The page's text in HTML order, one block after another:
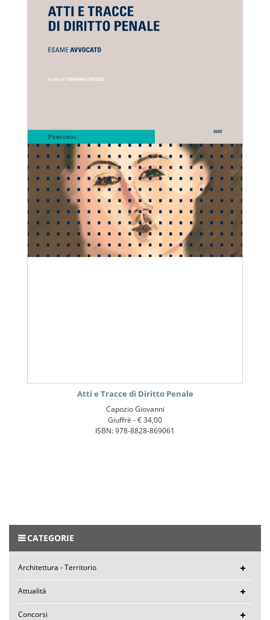
Atti e Tracce di Diritto Penale
Capozio Giovanni
Giuffrè -€ 34,00
ISBN: 978-8828-869061
CATEGORIE
Architettura - Territorio
Attualità
Concorsi